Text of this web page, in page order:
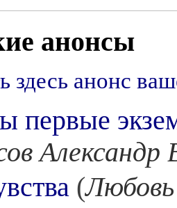
анонсы
здесь анонс
первые
Александр
(